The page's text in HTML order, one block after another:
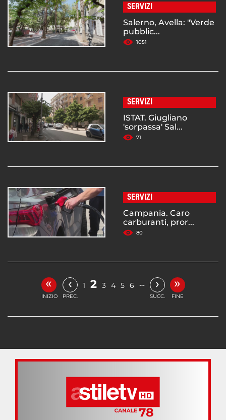
SERVIZI
Salerno, Avella: "Verde
pubblic...
1051
SERVIZI
ISTAT. Giugliano
'sorpassa' Sal...
71
SERVIZI
Campania. Caro
carburanti, pror...
80
«
INIZIO
‹
PREC.
1 2 3 4 5 6 … ›
SUCC.
»
FINE